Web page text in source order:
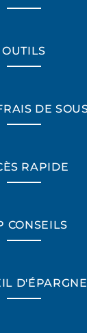
OUTILS
DE
RAPIDE
CONSEILS
D'ÉPARGNE